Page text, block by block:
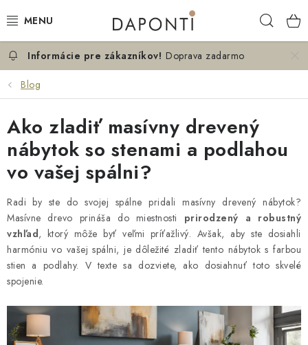
na
MANŽELSKÉ POSTELE
JEDNOLÔŽKOVÉ POSTELE
NOČNÉ STOLÍKY
KOMODY DO SPÁLNE
KONTAKT
O NÁS
Hodnotenie obchodu
Reklamácia a vrátenie tovaru
Metódy platieb na našom webe
O nás
Naša spoločenská zodpovednosť
Doprava zadarmo
Blog
Ako zladiť masívny drevený
nábytok so stenami a podlahou
vo vašej spálni?
Radi by ste do svojej spálne pridali masívny drevený nábytok?
Masívne drevo prináša do miestnosti prirodzený a robustný
vzhľad, ktorý môže byť veľmi príťažlivý. Avšak, aby ste dosiahli
harmóniu vo vašej spálni, je dôležité zladiť tento nábytok s farbou
stien a podlahy. V texte sa dozviete, ako dosiahnuť toto skvelé
spojenie.